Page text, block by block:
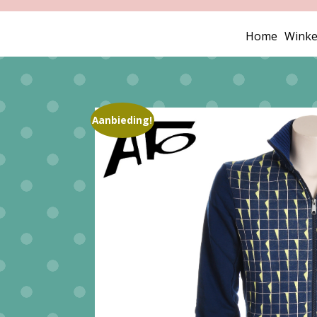
Home
Aanbieding!